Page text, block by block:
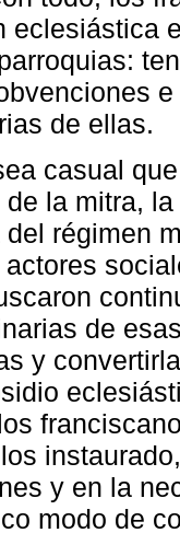
eclesiástica
de ellas.
casual
la mitra,
régimen
de
y
y en la
modo de